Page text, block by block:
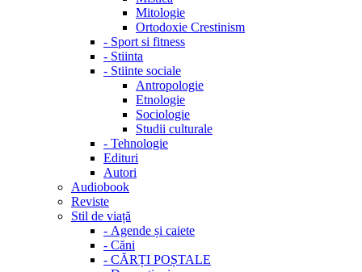
Mitologie
Ortodoxie Crestinism
- Sport si fitness
- Stiinta
- Stiinte sociale
Antropologie
Etnologie
Sociologie
Studii culturale
- Tehnologie
Edituri
Autori
Audiobook
Reviste
Stil de viață
- Agende și caiete
- Căni
- CĂRȚI POȘTALE